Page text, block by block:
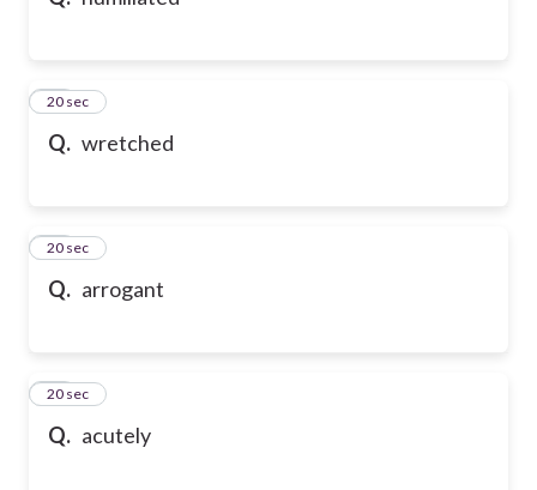
Q. wretched
21
20 sec
Q. arrogant
22
20 sec
Q. acutely
23
20 sec